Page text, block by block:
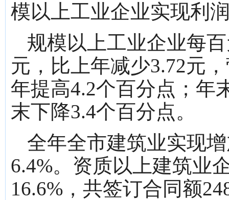
模以上工业企业实现利
规模以上工业企业每
元，比上年减少3.72元
年提高4.2个百分点；年
末下降3.4个百分点。
全年全市建筑业实现
6.4%。资质以上建筑业
16.6%，共签订合同额